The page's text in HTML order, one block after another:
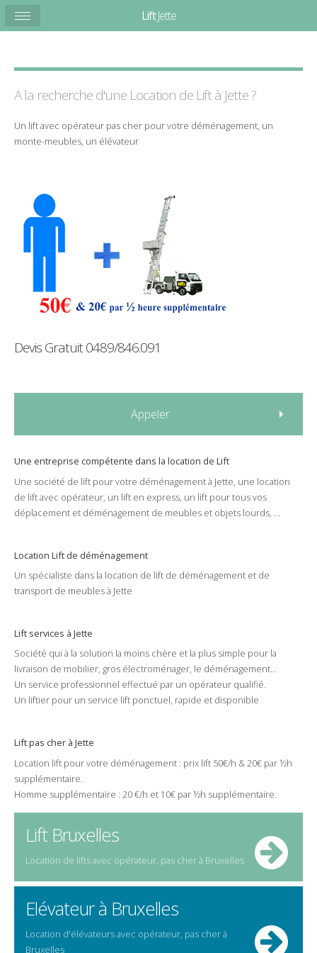
A la recherche d'une Location de Liftà Jette ?
Un lift avec opérateur pas cher pour votre déménagement, un
monte-meubles, un élévateur
Devis Gratuit0489/846.091
Appeler
Une entreprise compétente dans la location de Lift
Une société de lift pour votre déménagementà Jette, une location
de liftavec opérateur, un lift en express, un lift pour tous vos
déplacement et déménagement de meubles et objets lourds, ...
Location Lift de déménagement
Un spécialiste dans la location de lift de déménagement et de
transport de meublesà Jette
Lift services à Jette
Société qui à la solution la moins chère et la plus simple pour la
livraison de mobilier, gros électroménager, le déménagement...
Un service professionnel effectué par un opérateur qualifié.
Un liftier pour un service lift ponctuel, rapide et disponible
Lift pas cher à Jette
Location lift pour votre déménagement : prix lift 50€/h & 20€ par ½h
supplémentaire.
Homme supplémentaire : 20 €/h et 10€ par ½h supplémentaire.
Lift Bruxelles
Location de liftsavec opérateur, pas cherà Bruxelles
Elévateur à Bruxelles
Location d'élévateursavec opérateur, pas cherà
Bruxelles
LiftJette